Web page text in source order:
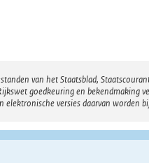
van het Staatsblad,
goedkeuring en bekendmaking
elektronische versies daarvan worden